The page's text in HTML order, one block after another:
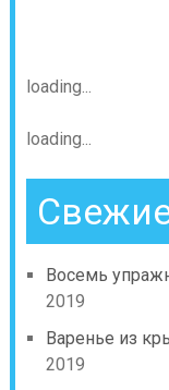
loading...
loading...
Восемь
2019
Варенье из
2019